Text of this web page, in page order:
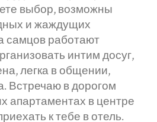
выбор, возможны
и жаждущих
самцов работают
интим досуг,
легка в общении,
Встречаю в дорогом
апартаментах в центре
к тебе в отель.